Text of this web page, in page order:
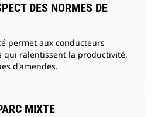
DES NORMES DE
permet aux conducteurs
qui ralentissent la productivité,
d'amendes.
MIXTE